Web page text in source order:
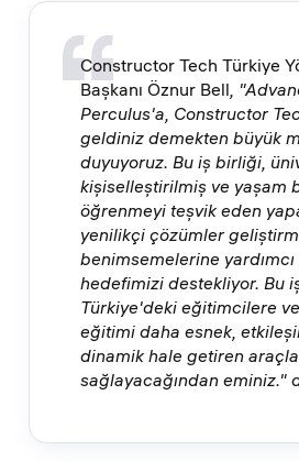
Constructor Tech Türkiye
Başkanı Öznur Bell,
Perculus'a, Constructor
geldiniz demekten büyük
duyuyoruz. Bu iş birliği,
kişiselleştirilmiş ve yaşam
öğrenmeyi teşvik eden
yenilikçi çözümler
benimsemelerine
hedefimizi destekliyor. Bu
Türkiye'deki eğitimcilere
eğitimi daha esnek,
dinamik hale getiren
sağlayacağından eminiz."